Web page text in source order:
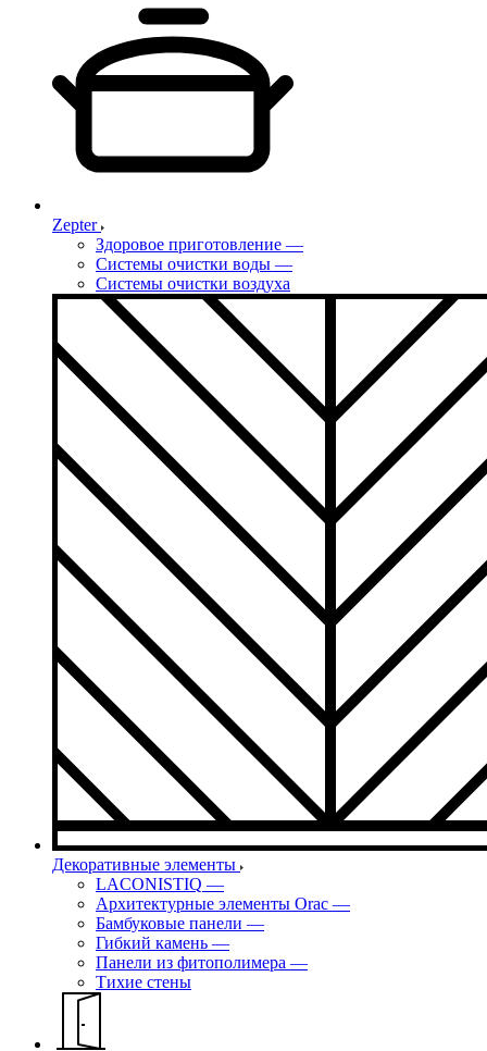
Zepter
Здоровое приготовление —
Системы очистки воды —
Системы очистки воздуха
Декоративные элементы
LACONISTIQ —
Архитектурные элементы Orac —
Бамбуковые панели —
Гибкий камень —
Панели из фитополимера —
Тихие стены